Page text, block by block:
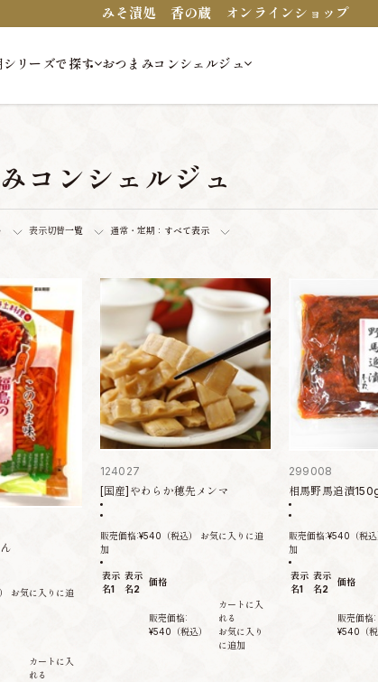
みそ漬処 香の蔵 オンラインショップ
リーズで探す おつまみコンシェルジュ
コンシェルジュ
表示切替一覧 通常・定期： すべて表示
お気に入りに追
カートに入
れる
124027
[国産]やわらか穂先メンマ
販売価格:¥540 （税込）
お気に入りに追
加
表示
名1
表示
名2
価格
販売価格:
¥540 （税込）
カートに入
れる
お気に入り
に追加
299008
相馬野馬追漬
販売価格:¥540 （税込
加
表示
名1
表示
名2
価格
販売価格:
¥540 （